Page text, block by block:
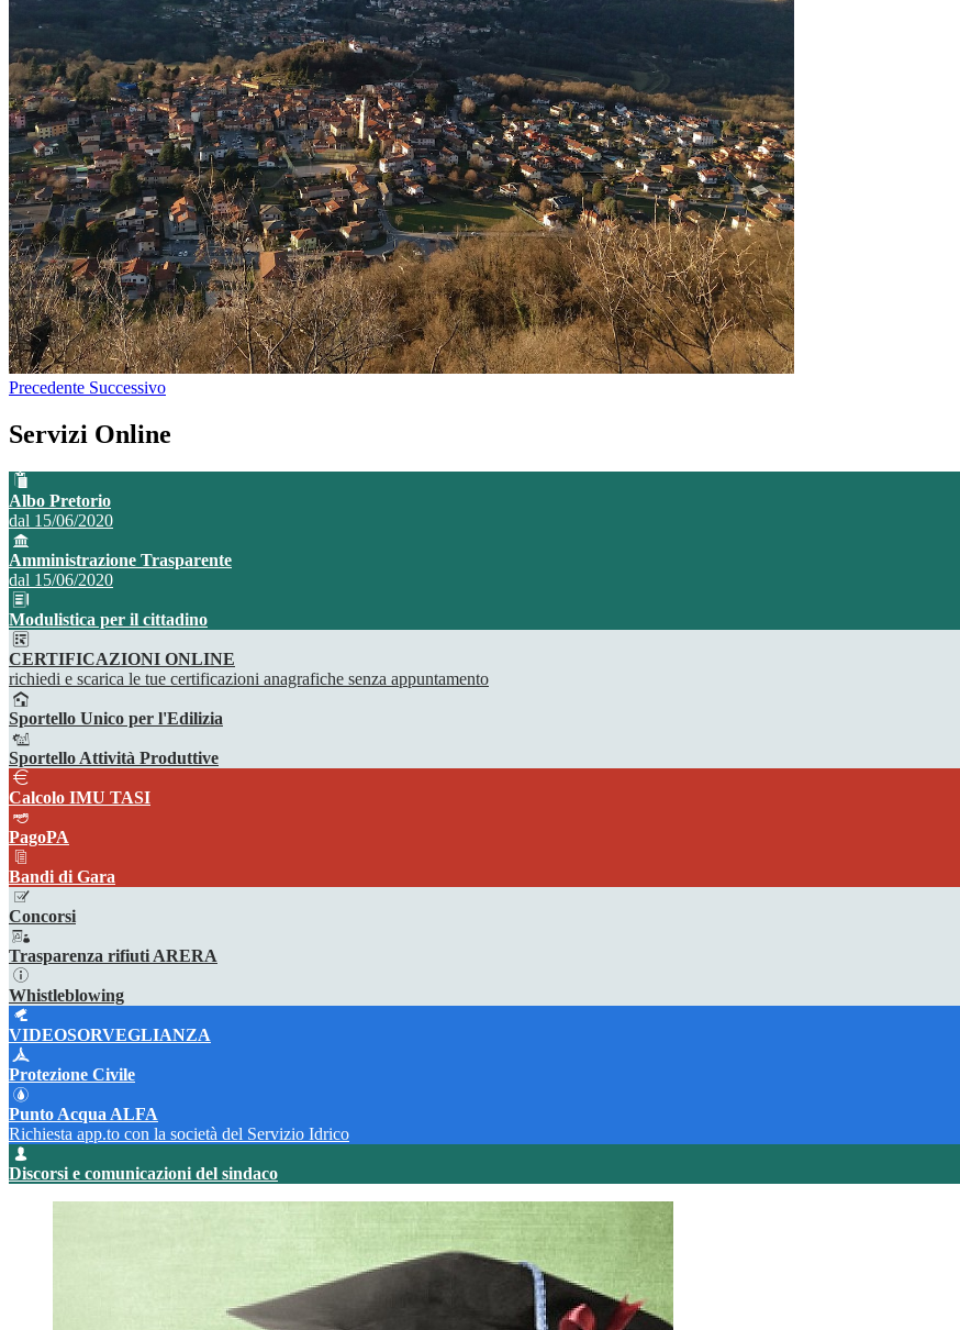
Precedente Successivo
Servizi Online
Albo Pretorio
dal 15/06/2020
Amministrazione Trasparente
dal 15/06/2020
Modulistica per il cittadino
CERTIFICAZIONI ONLINE
richiedi e scarica le tue certificazioni anagrafiche senza appuntamento
Sportello Unico per l'Edilizia
Sportello Attività Produttive
Calcolo IMU TASI
PagoPA
Bandi di Gara
Concorsi
Trasparenza rifiuti ARERA
Whistleblowing
VIDEOSORVEGLIANZA
Protezione Civile
Punto Acqua ALFA
Richiesta app.to con la società del Servizio Idrico
Discorsi e comunicazioni del sindaco